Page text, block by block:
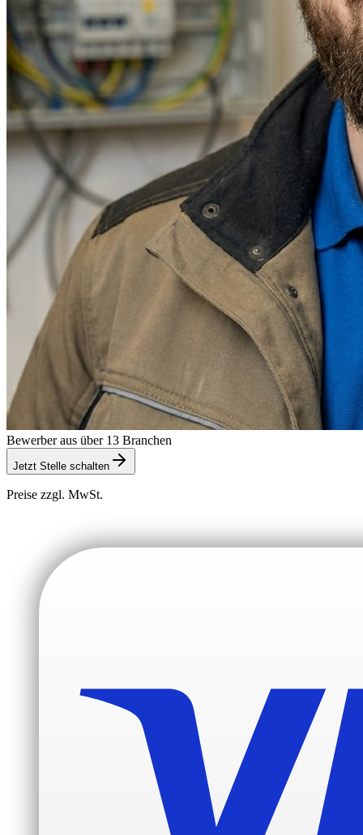
Bewerber aus über 13 Branchen
Jetzt Stelle schalten
Preise zzgl. MwSt.